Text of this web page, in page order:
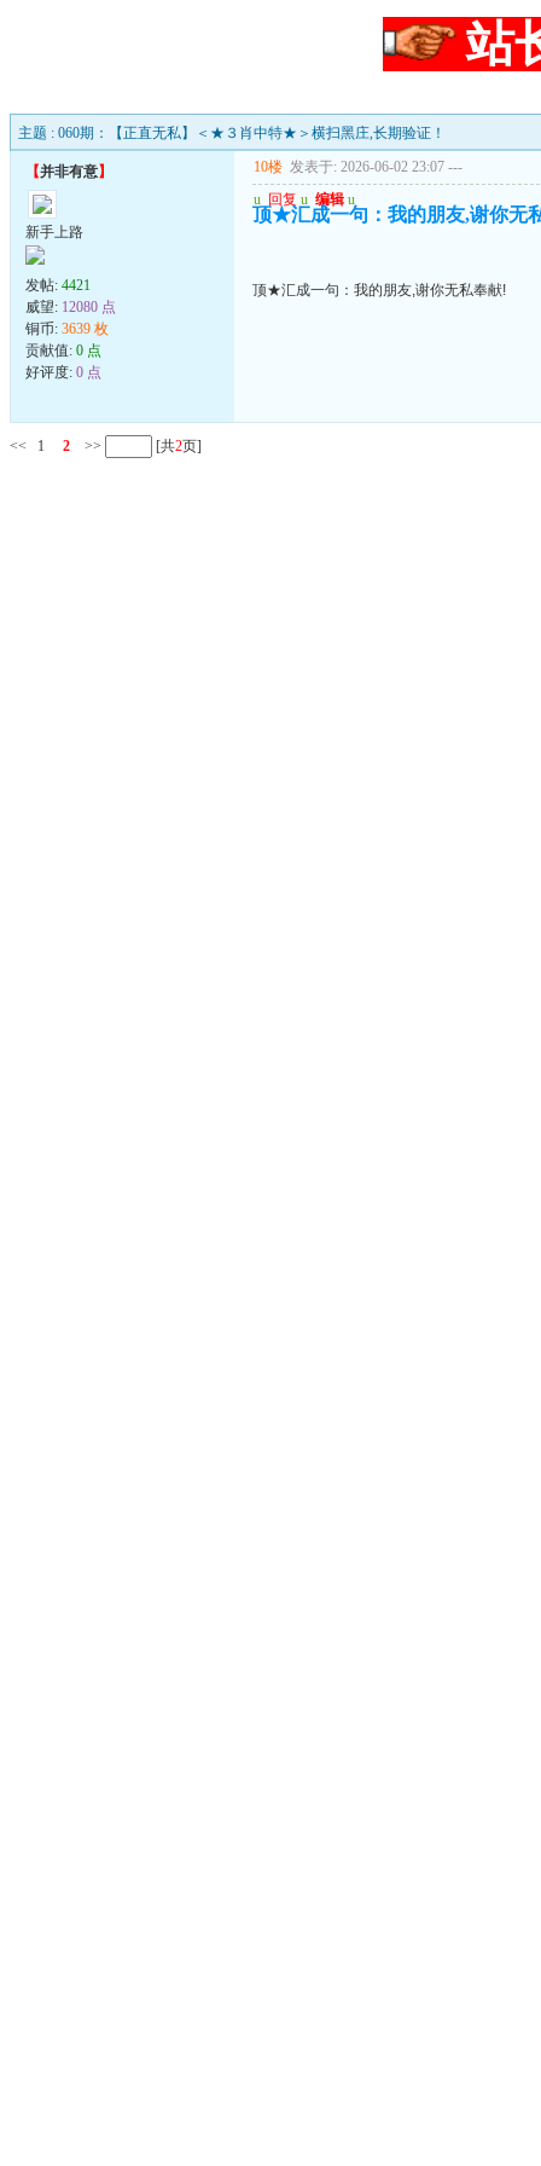
站
主题 : 060期：【正直无私】＜★３肖中特★＞横扫黑庄,长期验证！
【并非有意】
新手上路
发帖: 4421
威望: 12080 点
铜币: 3639 枚
贡献值: 0 点
好评度: 0 点
10楼 发表于: 2026-06-02 23:07 ---
u 回复 u 编辑 u
顶★汇成一句：我的朋友,谢你无
顶★汇成一句：我的朋友,谢你无私奉献!
<< 1 2 >> [共2页]